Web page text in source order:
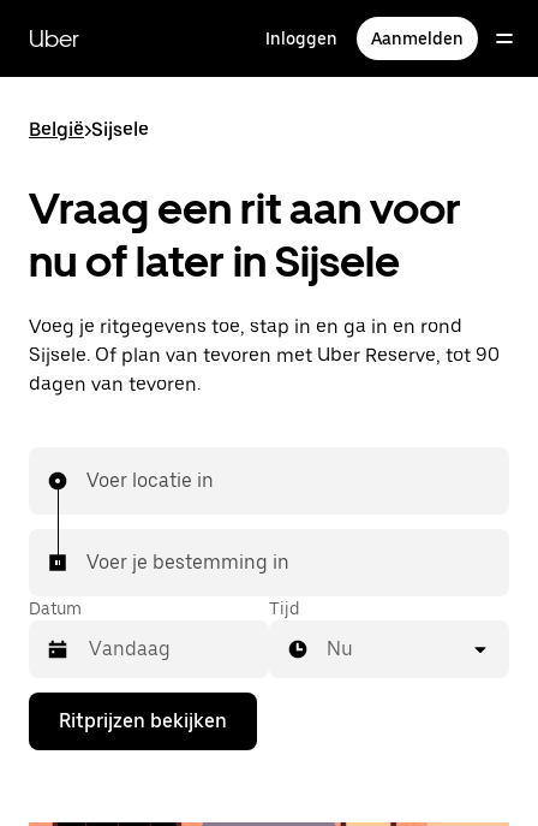
naar
hoofdinhoud
Uber Inloggen Aanmelden
België>Sijsele
Vraag een rit aan voor
nu of later in Sijsele
Voeg je ritgegevens toe, stap in en ga in en rond
Sijsele. Of plan van tevoren met Uber Reserve, tot 90
dagen van tevoren.
Voer locatie in
Voer je bestemming in
Datum
Druk
de
Tijd
Nu
Ritprijzen bekijken